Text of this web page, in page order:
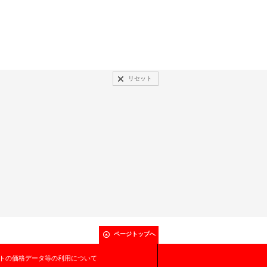
リセット
ページトップへ
の価格データ等の利用について